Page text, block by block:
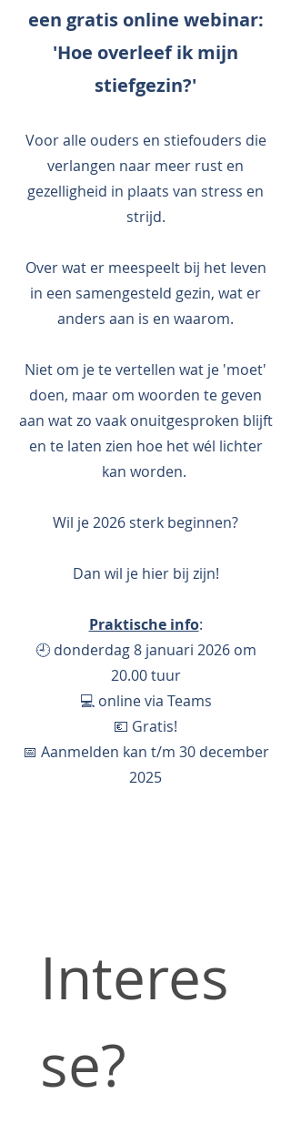
een gratis online webinar:
'Hoe overleef ik mijn
stiefgezin?'
Voor alle ouders en stiefouders die
verlangen naar meer rust en
gezelligheid in plaats van stress en
strijd.
Over wat er meespeelt bij het leven
in een samengesteld gezin, wat er
anders aan is en waarom.
Niet om je te vertellen wat je 'moet'
doen, maar om woorden te geven
aan wat zo vaak onuitgesproken blijft
en te laten zien hoe het wél lichter
kan worden.
Wil je 2026 sterk beginnen?
Dan wil je hier bij zijn!
Praktische info:
🕘 donderdag 8 januari 2026 om
20.00 tuur
💻 online via Teams
💶 Gratis!
📅 Aanmelden kan t/m 30 december
2025
Interes
se?